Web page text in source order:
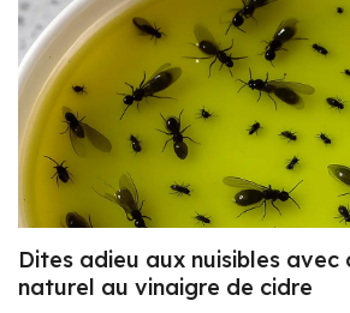
Dites adieu aux nuisibles avec
naturel au vinaigre de cidre